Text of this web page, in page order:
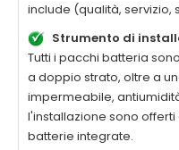
include (qualità, servizio,
Strumento di
Tutti i pacchi batteria
a doppio strato, oltre a
impermeabile,
l'installazione sono
batterie integrate.